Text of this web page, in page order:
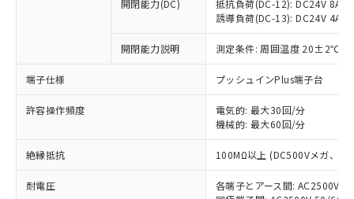
開閉能力(DC)
抵抗負荷(DC-12): DC24V 8A/
誘導負荷(DC-13): DC24V 4A/
開閉能力説明 測定条件: 周囲温度 20±2℃、
端子仕様 プッシュインPlus端子台
許容操作頻度
電気的: 最大30回/分
機械的: 最大60回/分
絶縁抵抗 100MΩ以上 (DC500Vメガ、点
耐電圧
各端子とアース間: AC2500V
ことをご了承ください。
在庫状況および標準価格照会結果は、
記載している更新日時点での社内デー
タに基づき作成されるものであり、閲
覧された時点での実際の在庫および標
準価格とは異なる場合があることをご
正式な納期状況および標準価格はお客
様のお取引先、またはお客様担当のオ
ムロン制御機器販売店・当社販売員に
オムロン制御機器販売店や当社販売拠
むを得ず変更することがあります。
*EU RoHS指令（10物質）：
鉛(Pb) 1000ppm以下、 水銀(Hg) 1000ppm以下、 カド
ミウム(Cd) 100ppm以下、
六価クロム(Cr(Ⅵ)) 1000ppm以下、ポリ臭化ビフェニル
類(PBB) 1000ppm以下、ポリ臭化ジフェニルエーテル類
(PBDE) 1000ppm以下、フタル酸ビス(2-エチルヘキシ
ル) (DEHP)(別名：DOP) 1000ppm以下、フタル酸ブチ
(DIBP) 1000ppm以下
但し、RoHS指令で産業用監視および制御機器に対する
フタル酸エステル類の４物質については閾値を超える意
「－」：未確認です。当社販売部門へお問
*中国RoHS10物質の基準値 (GB/T26572)：
Pb(鉛) :1000ppm、 Hg(水銀) : 1000ppm、 Cd(カドミウ
ニル類) : 1000ppm、 PBDEs(ポリ臭化ジフェニルエーテ
DBP(フタル酸ジブチル) : 1000ppm、 DIBP(フタル酸ジ
イソブチル) : 1000ppm、 BBP(フタル酸ブチルベンジ
ル) : 1000ppm、
DEHP(フタル酸ビス(2-エチルヘキシル)) : 1000ppm
当社は、これら貴社製品のうち、外国
為替および外国貿易法に定める商品
（以下｢規制貨物等」という）を輸出
または国外への提供する場合は、日本
国政府の輸出許可(または役務取引許
可)を取得するなどの必要な手続きを
当社は規制貨物を破棄する場合は、完
全に破砕するなど、違法に輸出されな
いよう必要な手段を講じます。
当社は貴社製品を、核兵器、ミサイ
ル、化学兵器、生物兵器またはその他
○ 一定数以上の在庫あり
一定数には満たないが在庫あり
在庫なし(最新の在庫状況につ